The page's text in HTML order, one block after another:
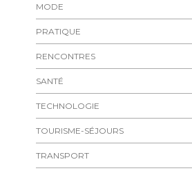
MODE
PRATIQUE
RENCONTRES
SANTÉ
TECHNOLOGIE
TOURISME-SÉJOURS
TRANSPORT